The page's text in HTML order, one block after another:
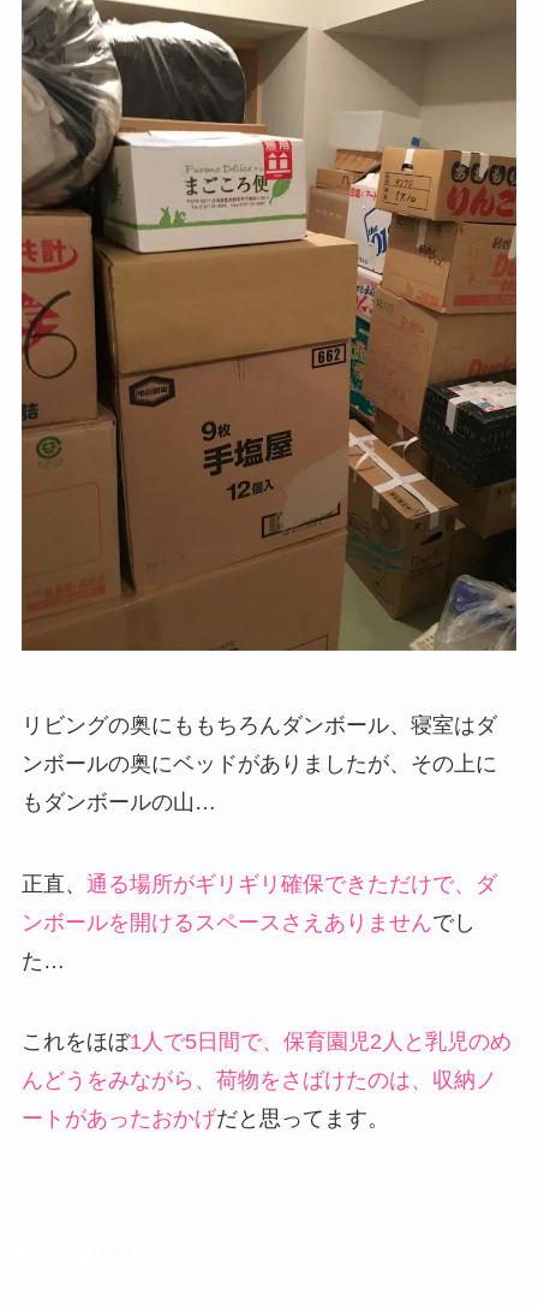
リビングの奥にももちろんダンボール、寝室はダ
ンボールの奥にベッドがありましたが、その上に
もダンボールの山…
正直、 通る場所がギリギリ確保できただけで、ダ
ンボールを開けるスペースさえありませんでし
た…
これをほぼ1人で5日間で、保育園児2人と乳児のめ
んどうをみながら、荷物をさばけたのは、収納ノ
ートがあったおかげだと思ってます。